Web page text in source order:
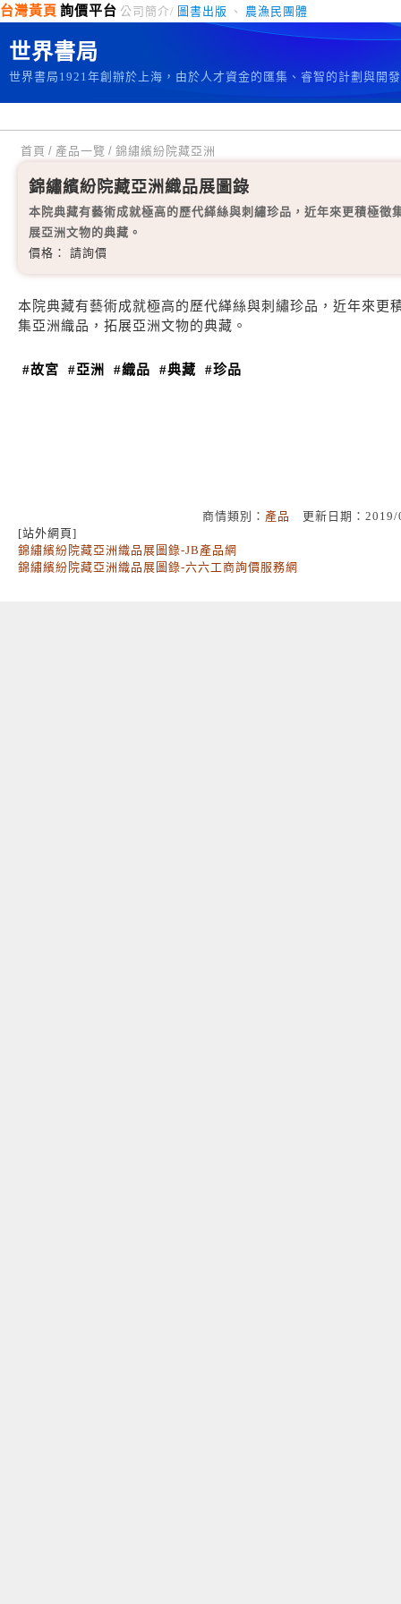
台灣黃頁 詢價平台 公司簡介/ 圖書出版 、 農漁民團體
世界書局
世界書局1921年創辦於上海，由於人才資金的匯集、睿智的計劃與開
首頁 / 產品一覽 / 錦繡繽紛院藏亞洲
錦繡繽紛院藏亞洲織品展圖錄
本院典藏有藝術成就極高的歷代緙絲與刺繡珍品，近年來更積極徵
展亞洲文物的典藏。
價格： 請詢價
本院典藏有藝術成就極高的歷代緙絲與刺繡珍品，近年來更
集亞洲織品，拓展亞洲文物的典藏。
#故宮 #亞洲 #織品 #典藏 #珍品
商情類別： 產品
更新日期：
[站外網頁]
錦繡繽紛院藏亞洲織品展圖錄-JB產品網
錦繡繽紛院藏亞洲織品展圖錄-六六工商詢價服務網